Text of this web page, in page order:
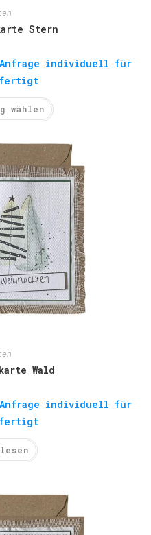
Stern
Anfrage individuell für
wählen
Wald
Anfrage individuell für